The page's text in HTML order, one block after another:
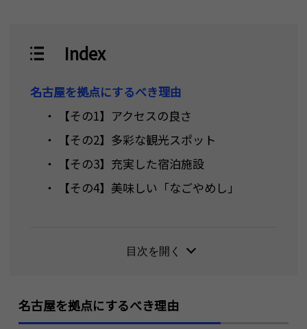
Index
名古屋を拠点にするべき理由
・ 【その1】アクセスの良さ
・ 【その2】多彩な観光スポット
・ 【その3】充実した宿泊施設
・ 【その4】美味しい「なごやめし」
・ 個性豊かなパビリオン
名古屋を拠点に、周辺観光地も満喫！
目次を開く
名古屋を拠点にするべき理由